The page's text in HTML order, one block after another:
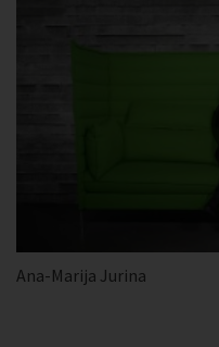
Ana-Marija Jurina